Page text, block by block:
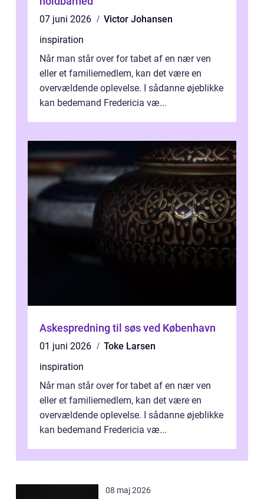
07 juni 2026
Victor Johansen
inspiration
Når man står over for tabet af en nær ven
eller et familiemedlem, kan det være en
overvældende oplevelse. I sådanne øjeblikke
kan bedemand Fredericia væ...
Askespredning til søs ved København
01 juni 2026
Toke Larsen
inspiration
Når man står over for tabet af en nær ven
eller et familiemedlem, kan det være en
overvældende oplevelse. I sådanne øjeblikke
kan bedemand Fredericia væ...
08 maj 2026